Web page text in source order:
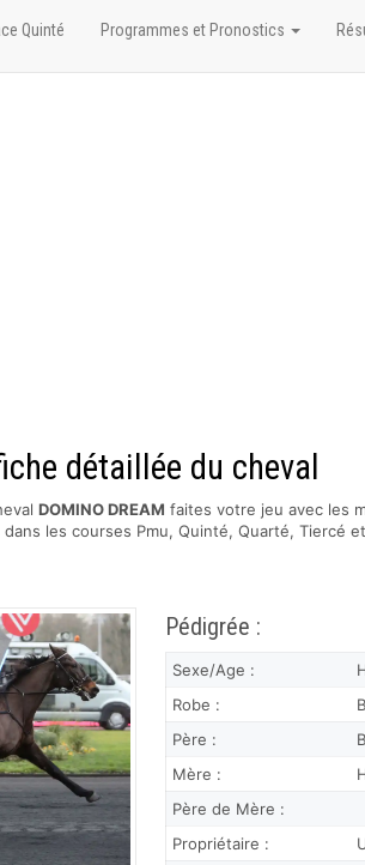
détaillée du cheval
DOMINO DREAM faites votre jeu avec les
les courses Pmu, Quinté, Quarté,
Pédigrée :
Sexe/Age :
Robe :
Père :
Mère :
Père de Mère :
Propriétaire :
Quinté Programmes et Pronostics